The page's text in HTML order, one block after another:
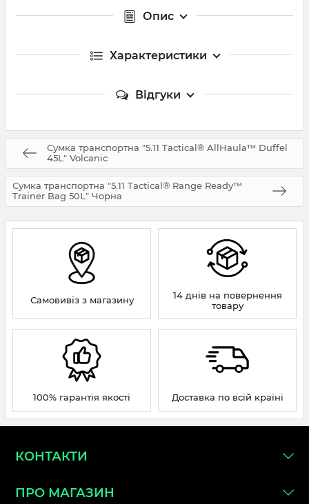
Опис
Характеристики
Відгуки
Сумка транспортна "5.11 Tactical® AllHaula™ Duffel
45L" Volcanic
Сумка транспортна "5.11 Tactical® Range Ready™
Trainer Bag 50L" Чорна
Самовивіз з магазину
14 днів на повернення
товару
100% гарантія якості Доставка по всій країні
КОНТАКТИ
ПРО МАГАЗИН